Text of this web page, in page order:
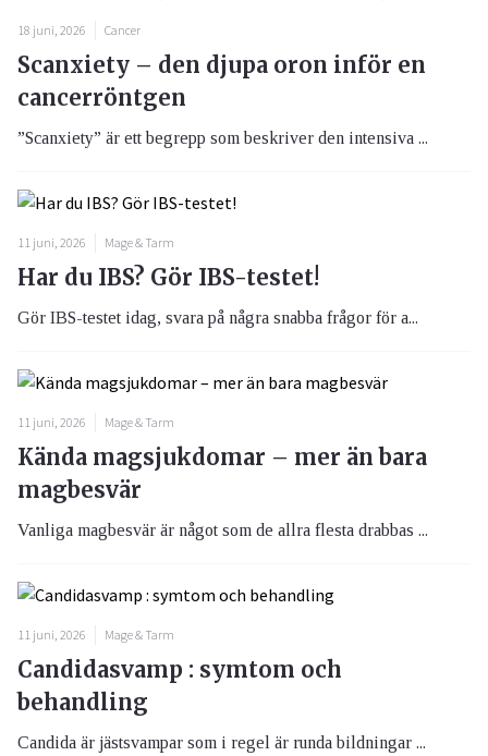
18 juni, 2026 Cancer
Scanxiety – den djupa oron inför en
cancerröntgen
”Scanxiety” är ett begrepp som beskriver den intensiva ...
11 juni, 2026 Mage & Tarm
Har du IBS? Gör IBS-testet!
Gör IBS-testet idag, svara på några snabba frågor för a...
11 juni, 2026 Mage & Tarm
Kända magsjukdomar – mer än bara
magbesvär
Vanliga magbesvär är något som de allra flesta drabbas ...
11 juni, 2026 Mage & Tarm
Candidasvamp : symtom och
behandling
Candida är jästsvampar som i regel är runda bildningar ...